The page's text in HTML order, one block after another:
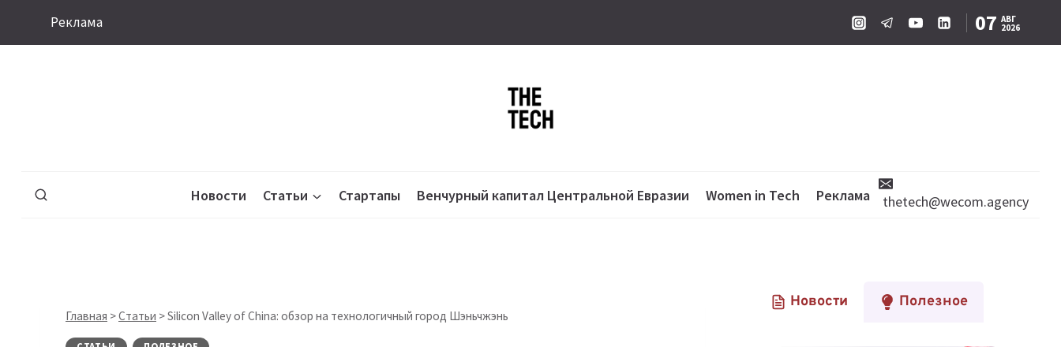
Реклама 07 АВГ
2026
Новости Статьи Стартапы Венчурный капитал Центральной Евразии Women in Tech Реклама thetech@wecom.agency
Главная >Статьи >Silicon Valley of China: обзор на технологичный город Шэньчжэнь
Новости Полезное